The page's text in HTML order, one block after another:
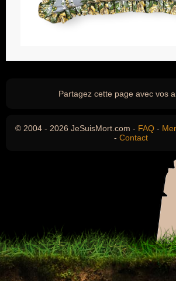
Partagez cette page avec vos
© 2004 - 2026 JeSuisMort.com - FAQ -
- Contact